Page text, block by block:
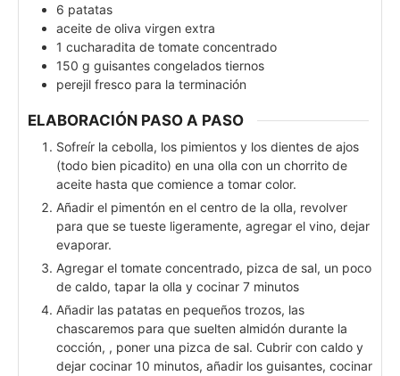
6 patatas
aceite de oliva virgen extra
1 cucharadita de tomate concentrado
150 g guisantes congelados tiernos
perejil fresco para la terminación
ELABORACIÓN PASO A PASO
Sofreír la cebolla, los pimientos y los dientes de ajos
(todo bien picadito) en una olla con un chorrito de
aceite hasta que comience a tomar color.
Añadir el pimentón en el centro de la olla, revolver
para que se tueste ligeramente, agregar el vino, dejar
evaporar.
Agregar el tomate concentrado, pizca de sal, un poco
de caldo, tapar la olla y cocinar 7 minutos
Añadir las patatas en pequeños trozos, las
chascaremos para que suelten almidón durante la
cocción, , poner una pizca de sal. Cubrir con caldo y
dejar cocinar 10 minutos, añadir los guisantes, cocinar